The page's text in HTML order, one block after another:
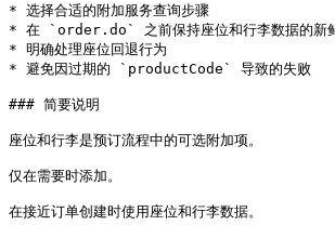
* 选择合适的附加服务查询步骤
* 在 `order.do` 之前保持座位和行李数据的新
* 明确处理座位回退行为
* 避免因过期的 `productCode` 导致的失败
### 简要说明
座位和行李是预订流程中的可选附加项。
仅在需要时添加。
在接近订单创建时使用座位和行李数据。